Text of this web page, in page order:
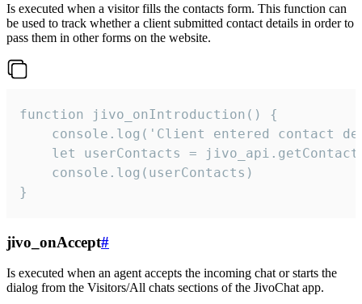
Is executed when a visitor fills the contacts form. This function can
be used to track whether a client submitted contact details in order to
pass them in other forms on the website.
function jivo_onIntroduction() {
console.log('Client entered contact
let userContacts =
    console.log(userContacts)
}
jivo_onAccept#
Is executed when an agent accepts the incoming chat or starts the
dialog from the Visitors/All chats sections of the JivoChat app.